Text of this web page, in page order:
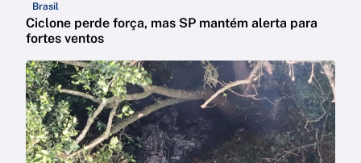
Brasil
Ciclone perde força, mas SP mantém alerta para
fortes ventos